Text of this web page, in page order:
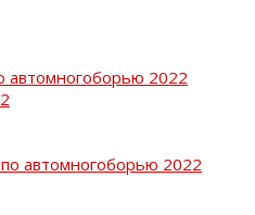
автомногоборью 2022
автомногоборью 2022